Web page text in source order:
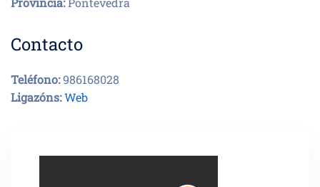
Contacto
Teléfono:986168028
Ligazóns:Web